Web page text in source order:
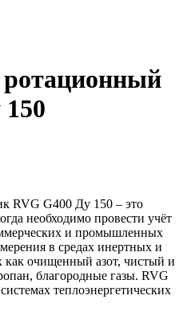
ротационный
RVG G400 Ду 150 – это
необходимо провести учёт
и промышленных
в средах инертных и
как очищенный азот, чистый и
благородные газы. RVG
теплоэнергетических